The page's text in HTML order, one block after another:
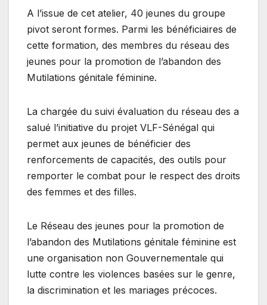
A l’issue de cet atelier, 40 jeunes du groupe
pivot seront formes. Parmi les bénéficiaires de
cette formation, des membres du réseau des
jeunes pour la promotion de l’abandon des
Mutilations génitale féminine.
La chargée du suivi évaluation du réseau des a
salué l’initiative du projet VLF-Sénégal qui
permet aux jeunes de bénéficier des
renforcements de capacités, des outils pour
remporter le combat pour le respect des droits
des femmes et des filles.
Le Réseau des jeunes pour la promotion de
l’abandon des Mutilations génitale féminine est
une organisation non Gouvernementale qui
lutte contre les violences basées sur le genre,
la discrimination et les mariages précoces.